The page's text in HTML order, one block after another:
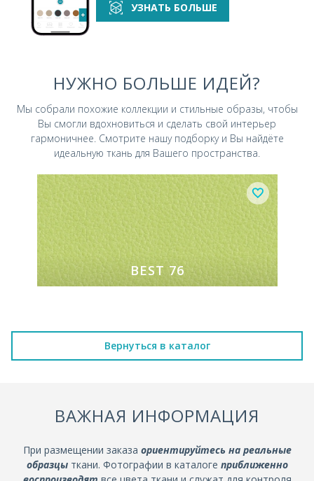
УЗНАТЬ БОЛЬШЕ
НУЖНО БОЛЬШЕ ИДЕЙ?
Мы собрали похожие коллекции и стильные образы, чтобы
Вы смогли вдохновиться и сделать свой интерьер
гармоничнее. Смотрите нашу подборку и Вы найдёте
идеальную ткань для Вашего пространства.
BEST 76
Вернуться в каталог
ВАЖНАЯ ИНФОРМАЦИЯ
При размещении заказа ориентируйтесь на реальные
образцыткани. Фотографии в каталоге приближенно